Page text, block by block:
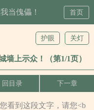
当傀儡！ 首页
关灯
护眼
墙上示众！（第1/1页）
回目录 下一章
看到这段文字，请您<b